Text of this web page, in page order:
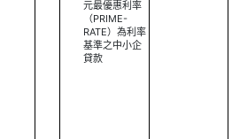
元最優惠利率
（PRIME-
RATE）為利率
基準之中小企
貸款